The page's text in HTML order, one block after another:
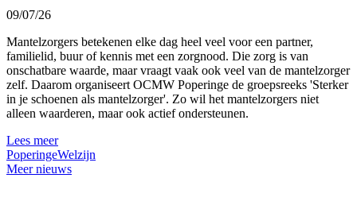
09/07/26
Mantelzorgers betekenen elke dag heel veel voor een partner,
familielid, buur of kennis met een zorgnood. Die zorg is van
onschatbare waarde, maar vraagt vaak ook veel van de mantelzorger
zelf. Daarom organiseert OCMW Poperinge de groepsreeks 'Sterker
in je schoenen als mantelzorger'. Zo wil het mantelzorgers niet
alleen waarderen, maar ook actief ondersteunen.
Lees meer
PoperingeWelzijn
Meer nieuws